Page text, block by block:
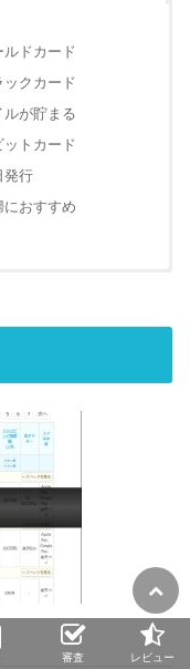
ルドカード
ックカード
ルが貯まる
ットカード
発行
におすすめ
審査 レビュー